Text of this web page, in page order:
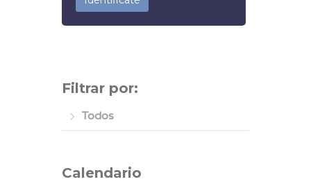
Filtrar por:
Todos
Calendario